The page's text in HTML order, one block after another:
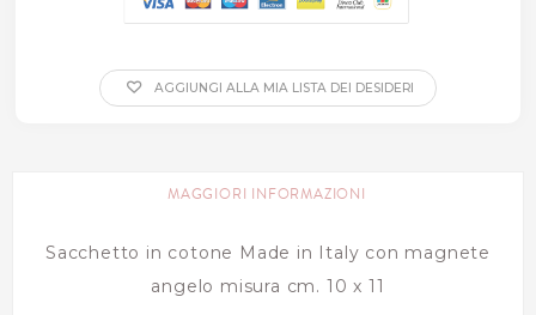
AGGIUNGI ALLA MIA LISTA DEI DESIDERI
MAGGIORI INFORMAZIONI
Sacchetto in cotone Made in Italy con magnete
angelo misura cm. 10 x 11